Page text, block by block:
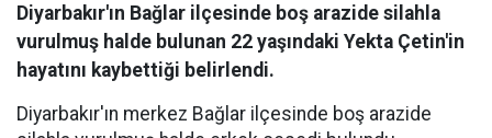
Diyarbakır'ın Bağlar ilçesinde boş arazide silahla
vurulmuş halde bulunan 22 yaşındaki Yekta Çetin'in
hayatını kaybettiği belirlendi.
Diyarbakır'ın merkez Bağlar ilçesinde boş arazide